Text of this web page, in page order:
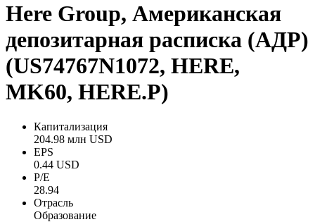
Here Group, Американская
депозитарная расписка (АДР)
(US74767N1072, HERE,
MK60, HERE.P)
Капитализация
204.98 млн USD
EPS
0.44 USD
P/E
28.94
Отрасль
Образование